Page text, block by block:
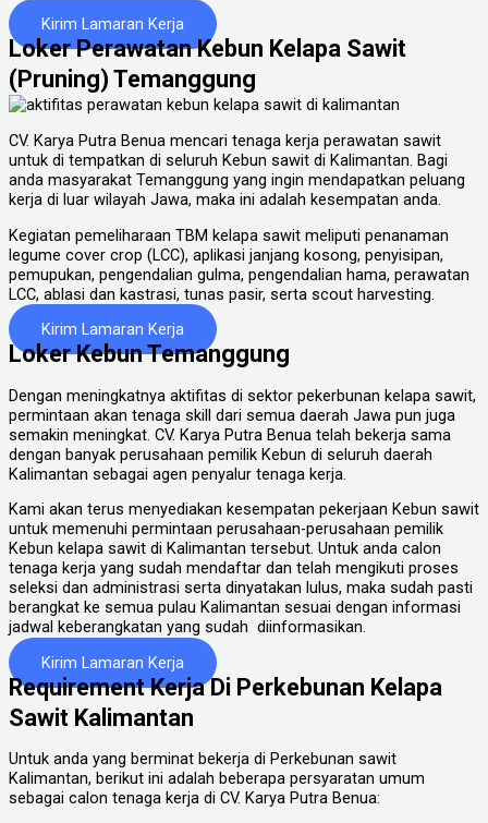
Kirim Lamaran Kerja
Loker Perawatan Kebun Kelapa Sawit
(Pruning) Temanggung
CV. Karya Putra Benua mencari tenaga kerja perawatan sawit
untuk di tempatkan di seluruh Kebun sawit di Kalimantan. Bagi
anda masyarakat Temanggung yang ingin mendapatkan peluang
kerja di luar wilayah Jawa, maka ini adalah kesempatan anda.
Kegiatan pemeliharaan TBM kelapa sawit meliputi penanaman
legume cover crop (LCC), aplikasi janjang kosong, penyisipan,
pemupukan, pengendalian gulma, pengendalian hama, perawatan
LCC, ablasi dan kastrasi, tunas pasir, serta scout harvesting.
Kirim Lamaran Kerja
Loker Kebun Temanggung
Dengan meningkatnya aktifitas di sektor pekerbunan kelapa sawit,
permintaan akan tenaga skill dari semua daerah Jawa pun juga
semakin meningkat. CV. Karya Putra Benua telah bekerja sama
dengan banyak perusahaan pemilik Kebun di seluruh daerah
Kalimantan sebagai agen penyalur tenaga kerja.
Kami akan terus menyediakan kesempatan pekerjaan Kebun sawit
untuk memenuhi permintaan perusahaan-perusahaan pemilik
Kebun kelapa sawit di Kalimantan tersebut. Untuk anda calon
tenaga kerja yang sudah mendaftar dan telah mengikuti proses
seleksi dan administrasi serta dinyatakan lulus, maka sudah pasti
berangkat ke semua pulau Kalimantan sesuai dengan informasi
jadwal keberangkatan yang sudah diinformasikan.
Kirim Lamaran Kerja
Requirement Kerja Di Perkebunan Kelapa
Sawit Kalimantan
Untuk anda yang berminat bekerja di Perkebunan sawit
Kalimantan, berikut ini adalah beberapa persyaratan umum
sebagai calon tenaga kerja di CV. Karya Putra Benua: